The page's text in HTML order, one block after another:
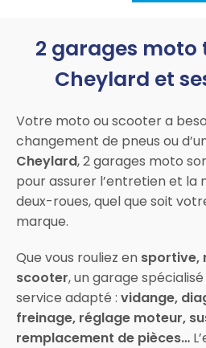
2 garages moto
Cheylard et
Votre moto ou scooter a
changement de pneus ou
Cheylard, 2 garages moto
pour assurer l’entretien et
deux-roues, quel que soit
marque.
Que vous rouliez en sportive,
scooter, un garage
service adapté : vidange,
freinage, réglage moteur,
remplacement de pièces…